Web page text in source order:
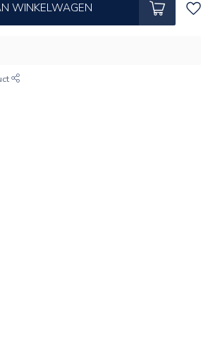
WINKELWAGEN